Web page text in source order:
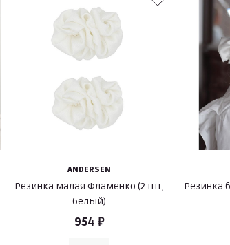
ANDERSEN
Резинка малая Фламенко (2 шт,
белый)
954 ₽
Резинка